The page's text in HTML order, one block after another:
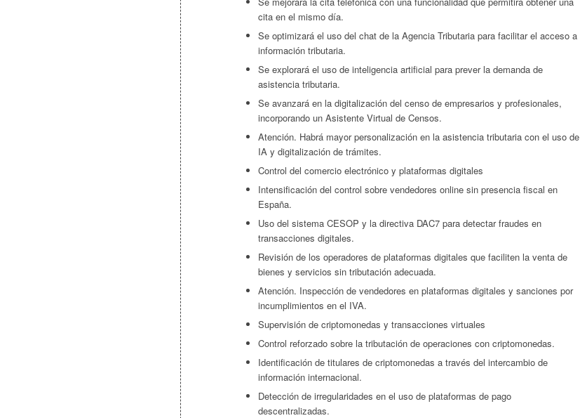
cita en el mismo día.
Se optimizará el uso del chat de la Agencia Tributaria para facilitar el acceso a
información tributaria.
Se explorará el uso de inteligencia artificial para prever la demanda de
asistencia tributaria.
Se avanzará en la digitalización del censo de empresarios y profesionales,
incorporando un Asistente Virtual de Censos.
Atención. Habrá mayor personalización en la asistencia tributaria con el uso de
IA y digitalización de trámites.
Control del comercio electrónico y plataformas digitales
Intensificación del control sobre vendedores online sin presencia fiscal en
España.
Uso del sistema CESOP y la directiva DAC7 para detectar fraudes en
transacciones digitales.
Revisión de los operadores de plataformas digitales que faciliten la venta de
bienes y servicios sin tributación adecuada.
Atención. Inspección de vendedores en plataformas digitales y sanciones por
incumplimientos en el IVA.
Supervisión de criptomonedas y transacciones virtuales
Control reforzado sobre la tributación de operaciones con criptomonedas.
Identificación de titulares de criptomonedas a través del intercambio de
información internacional.
Detección de irregularidades en el uso de plataformas de pago
descentralizadas.